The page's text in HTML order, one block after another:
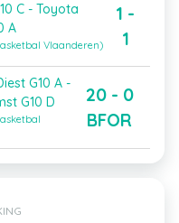
C - Toyota
A
Vlaanderen)
1 -
1
G10 A -
G10 D
20 - 0
BFOR